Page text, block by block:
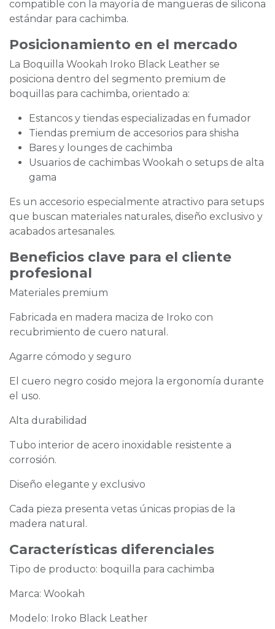
compatible con la mayoría de mangueras de silicona
estándar para cachimba.
Posicionamiento en el mercado
La Boquilla Wookah Iroko Black Leather se
posiciona dentro del segmento premium de
boquillas para cachimba, orientado a:
Estancos y tiendas especializadas en fumador
Tiendas premium de accesorios para shisha
Bares y lounges de cachimba
Usuarios de cachimbas Wookah o setups de alta
gama
Es un accesorio especialmente atractivo para setups
que buscan materiales naturales, diseño exclusivo y
acabados artesanales.
Beneficios clave para el cliente
profesional
Materiales premium
Fabricada en madera maciza de Iroko con
recubrimiento de cuero natural.
Agarre cómodo y seguro
El cuero negro cosido mejora la ergonomía durante
el uso.
Alta durabilidad
Tubo interior de acero inoxidable resistente a
corrosión.
Diseño elegante y exclusivo
Cada pieza presenta vetas únicas propias de la
madera natural.
Características diferenciales
Tipo de producto: boquilla para cachimba
Marca: Wookah
Modelo: Iroko Black Leather